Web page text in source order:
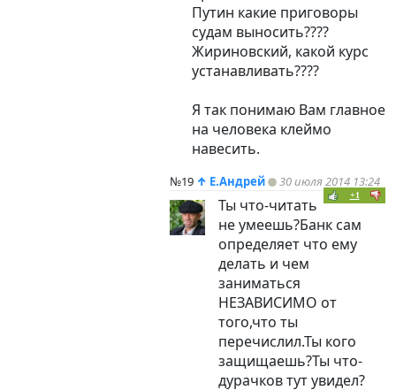
Путин какие приговоры
судам выносить????
Жириновский, какой курс
устанавливать????
Я так понимаю Вам главное
на человека клеймо
навесить.
№19 ↑ Е.Андрей 30 июля 2014 13:24
+1
Ты что-читать
не умеешь?Банк сам
определяет что ему
делать и чем
заниматься
НЕЗАВИСИМО от
того,что ты
перечислил.Ты кого
защищаешь?Ты что-
дурачков тут увидел?